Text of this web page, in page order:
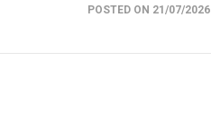
POSTED ON 21/07/2026